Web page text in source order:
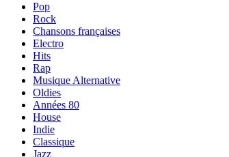
Pop
Rock
Chansons françaises
Electro
Hits
Rap
Musique Alternative
Oldies
Années 80
House
Indie
Classique
Jazz